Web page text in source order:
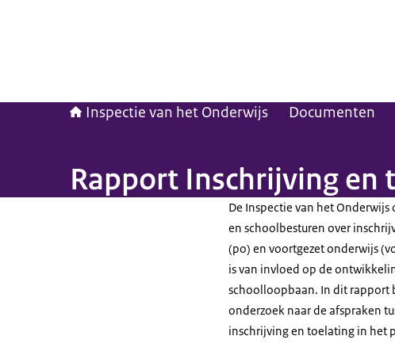
Inspectie van het Onderwijs Documenten
Rapport Inschrijving en
De Inspectie van het
en schoolbesturen over
(po) en voortgezet onderwijs
is van invloed op de
schoolloopbaan. In dit rapport
onderzoek naar de afspraken
inschrijving en toelating in het